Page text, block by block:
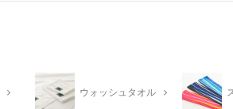
ウォッシュタオル